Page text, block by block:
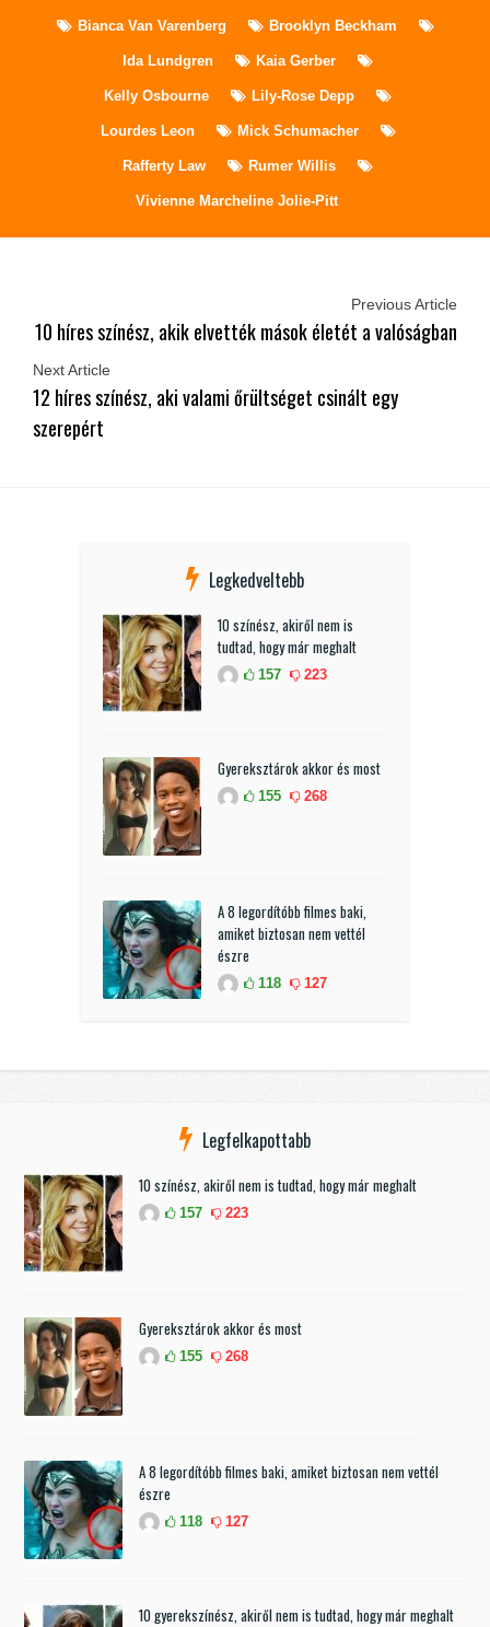
Bianca Van Varenberg Brooklyn Beckham
Ida Lundgren Kaia Gerber
Kelly Osbourne Lily-Rose Depp
Lourdes Leon Mick Schumacher
Rafferty Law Rumer Willis
Vivienne Marcheline Jolie-Pitt
Previous Article
10 híres színész, akik elvették mások életét a valóságban
Next Article
12 híres színész, aki valami őrültséget csinált egy
szerepért
Legkedveltebb
10 színész, akiről nem is
tudtad, hogy már meghalt
157 223
Gyereksztárok akkor és most
155 268
A 8 legordítóbb filmes baki,
amiket biztosan nem vettél
észre
118 127
Legfelkapottabb
10 színész, akiről nem is tudtad, hogy már meghalt
157 223
Gyereksztárok akkor és most
155 268
A 8 legordítóbb filmes baki, amiket biztosan nem vettél
észre
118 127
10 gyerekszínész, akiről nem is tudtad, hogy már meghalt